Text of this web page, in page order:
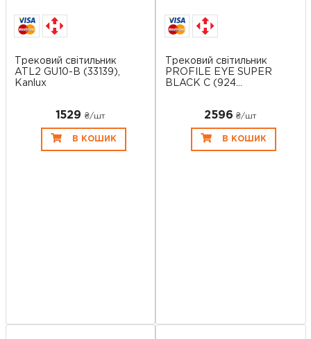
Трековий світильник
ATL2 GU10-B (33139),
Kanlux
1529 ₴/шт
В КОШИК
Трековий світильник
PROFILE EYE SUPER
BLACK C (924...
2596 ₴/шт
В КОШИК